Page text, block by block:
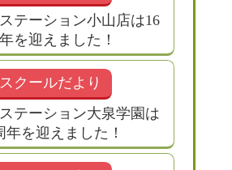
テーション小山店は16
を迎えました！
スクールだより
テーション大泉学園は
年を迎えました！